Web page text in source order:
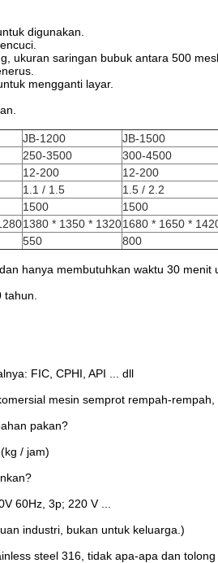
digunakan.
ukuran saringan bubuk antara 500
mengganti layar.
JB-1200
JB-1500
250-3500
300-4500
12-200
12-200
1.1 / 1.5
1.5 / 2.2
1500
1500
1380 * 1350 * 13201680 * 1650 *
550
800
hanya membutuhkan waktu 30
FIC, CPHI, API ... dll
mesin semprot rempah-
pakan?
/ jam)
60Hz, 3p; 220 V ...
industri, bukan untuk keluarga.)
steel 316, tidak apa-apa dan tolong